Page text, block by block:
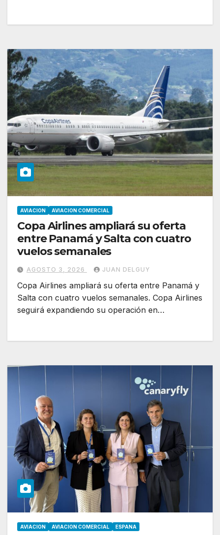
AVIACION AVIACION COMERCIAL
Copa Airlines ampliará su oferta
entre Panamá y Salta con cuatro
vuelos semanales
AGOSTO 3, 2026 JUAN DELGUY
Copa Airlines ampliará su oferta entre Panamá y
Salta con cuatro vuelos semanales. Copa Airlines
seguirá expandiendo su operación en…
AVIACION AVIACION COMERCIAL ESPANA